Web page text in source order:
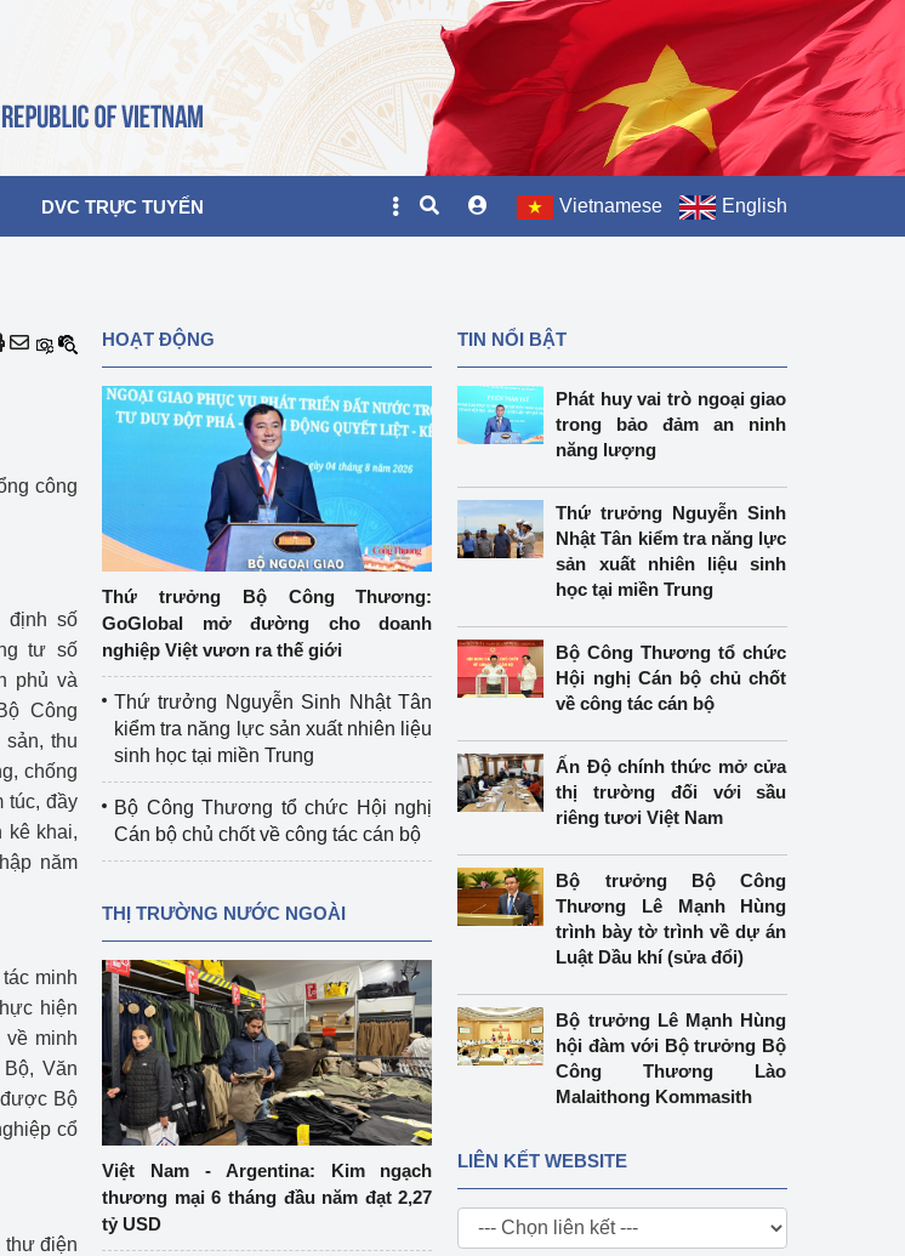
Bộ
an toàn lao
đăng ký, hoạt
dụng cụ điện
không có nguy
chữa chai chứa
thuật an toàn
DVC TRỰC TUYẾN Vietnamese English
công
định số
tư số
phủ và
Công
thu
chống
túc, đầy
kê khai,
năm
minh
hiện
minh
Văn
Bộ
cổ
thư điện
HOẠT ĐỘNG
Thứ trưởng Bộ Công Thương:
GoGlobal mở đường cho doanh
nghiệp Việt vươn ra thế giới
Thứ trưởng Nguyễn Sinh Nhật Tân
kiểm tra năng lực sản xuất nhiên liệu
sinh học tại miền Trung
Bộ Công Thương tổ chức Hội nghị
Cán bộ chủ chốt về công tác cán bộ
THỊ TRƯỜNG NƯỚC NGOÀI
Việt Nam - Argentina: Kim ngạch
thương mại 6 tháng đầu năm đạt 2,27
tỷ USD
TIN NỔI BẬT
Phát huy vai trò ngoại giao
trong bảo đảm an ninh
năng lượng
Thứ trưởng Nguyễn Sinh
Nhật Tân kiểm tra năng lực
sản xuất nhiên liệu sinh
học tại miền Trung
Bộ Công Thương tổ chức
Hội nghị Cán bộ chủ chốt
về công tác cán bộ
Ấn Độ chính thức mở cửa
thị trường đối với sầu
riêng tươi Việt Nam
Bộ trưởng Bộ Công
Thương Lê Mạnh Hùng
trình bày tờ trình về dự án
Luật Dầu khí (sửa đổi)
Bộ trưởng Lê Mạnh Hùng
hội đàm với Bộ trưởng Bộ
Công Thương Lào
Malaithong Kommasith
LIÊN KẾT WEBSITE